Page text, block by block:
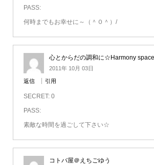
PASS:
何時までもお幸せに～（＾０＾）/
心とからだの調和に☆Harmony
2011年 10月 03日
返信 引用
SECRET: 0
PASS:
素敵な時間を過ごして下さい☆
コトバ屋＠えちごゆう